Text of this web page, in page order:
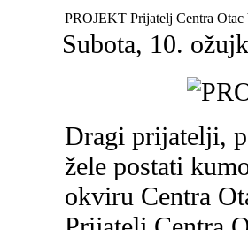
PROJEKT Prijatelj Centra
Subota, 10.
Dragi prijatelji,
žele postati
okviru Centra